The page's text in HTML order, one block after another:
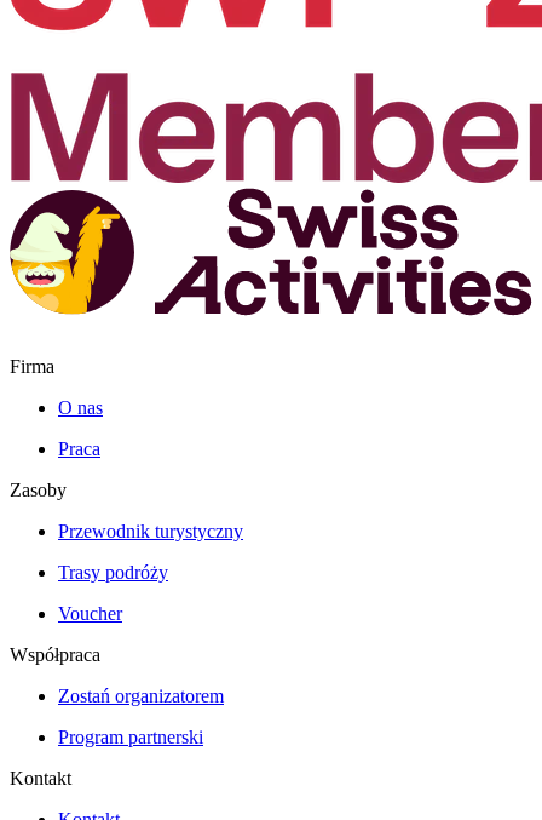
Firma
O nas
Praca
Zasoby
Przewodnik turystyczny
Trasy podróży
Voucher
Współpraca
Zostań organizatorem
Program partnerski
Kontakt